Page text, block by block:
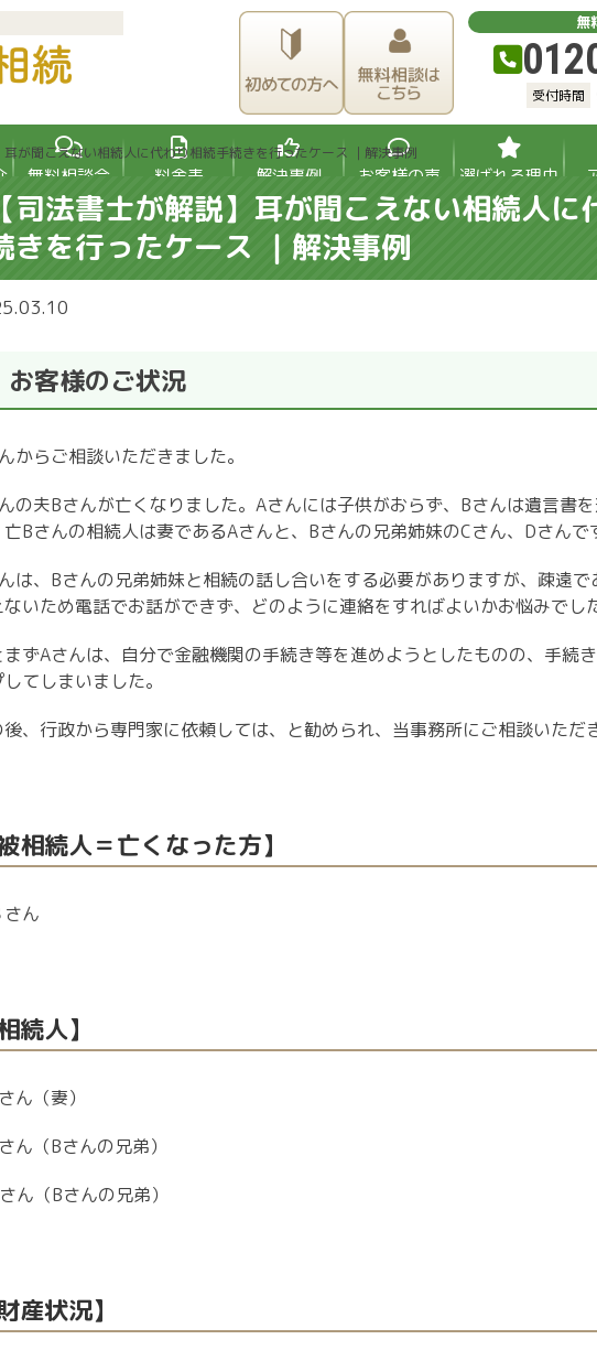
無
受付時間
無料相談会 料金表 解決事例 お客様の声 選ばれる理由
耳が聞こえない相続人に代わり相続手続きを行ったケース ｜解決事例
【司法書士が解説】耳が聞こえない相続人に
きを行ったケース ｜解決事例
お客様のご状況
からご相談いただきました。
の夫Bさんが亡くなりました。 Aさんには子供がおらず、 Bさんは遺言書
Bさんの相続人は妻であるAさんと、 Bさんの兄弟姉妹のCさん、 Dさんで
は、 Bさんの兄弟姉妹と相続の話し合いをする必要がありますが、疎遠で
ないため電話でお話ができず、どのように連絡をすればよいかお悩みでし
まずAさんは、自分で金融機関の手続き等を進めようとしたものの、手続
してしまいました。
後、行政から専門家に依頼しては、と勧められ、当事務所にご相談いただ
被相続人＝亡くなった方】
さん
続人】
さん（妻）
さん（Bさんの兄弟）
さん（Bさんの兄弟）
産状況】